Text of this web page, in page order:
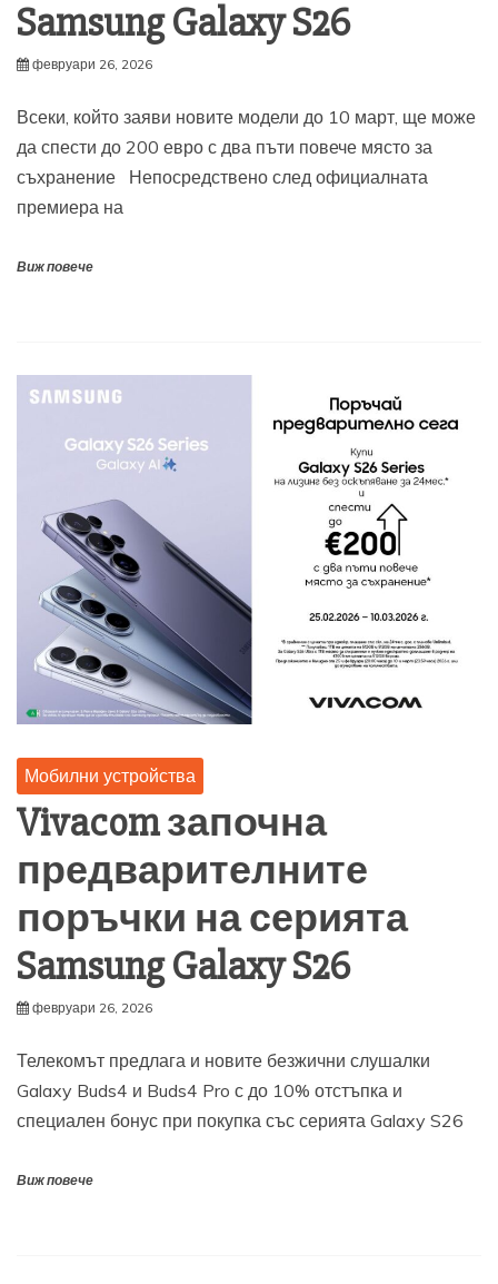
Samsung Galaxy S26
февруари 26, 2026
Всеки, който заяви новите модели до 10 март, ще може
да спести до 200 евро с два пъти повече място за
съхранение Непосредствено след официалната
премиера на
Виж повече
Мобилни устройства
Vivacom започна
предварителните
поръчки на серията
Samsung Galaxy S26
февруари 26, 2026
Телекомът предлага и новите безжични слушалки
Galaxy Buds4 и Buds4 Pro с до 10% отстъпка и
специален бонус при покупка със серията Galaxy S26
Виж повече